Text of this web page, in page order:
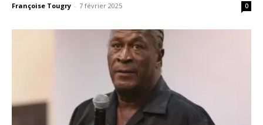
Françoise Tougry - 7 février 2025 0